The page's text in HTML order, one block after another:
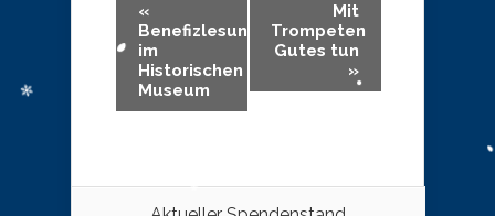
«
Benefizlesung
im
Historischen
Museum
Mit
Trompeten
Gutes tun
»